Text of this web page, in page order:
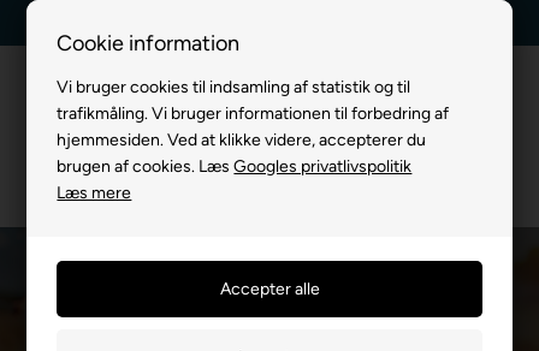
Cookie information
Vi bruger cookies til indsamling af statistik og til
trafikmåling. Vi bruger informationen til forbedring af
hjemmesiden. Ved at klikke videre, accepterer du
brugen af cookies. LæsGoogles privatlivspolitik
Læs mere
Brit Care Hypoallergenic
Du er her:TIL HUND/Hundefoder/Hundefoder mærker/Brit Care